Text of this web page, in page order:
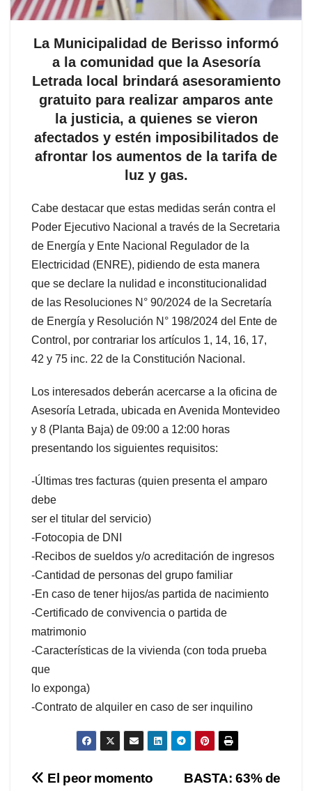
La Municipalidad de Berisso informó
a la comunidad que la Asesoría
Letrada local brindará asesoramiento
gratuito para realizar amparos ante
la justicia, a quienes se vieron
afectados y estén imposibilitados de
afrontar los aumentos de la tarifa de
luz y gas.
Cabe destacar que estas medidas serán contra el
Poder Ejecutivo Nacional a través de la Secretaria
de Energía y Ente Nacional Regulador de la
Electricidad (ENRE), pidiendo de esta manera
que se declare la nulidad e inconstitucionalidad
de las Resoluciones N° 90/2024 de la Secretaría
de Energía y Resolución N° 198/2024 del Ente de
Control, por contrariar los artículos 1, 14, 16, 17,
42 y 75 inc. 22 de la Constitución Nacional.
Los interesados deberán acercarse a la oficina de
Asesoría Letrada, ubicada en Avenida Montevideo
y 8 (Planta Baja) de 09:00 a 12:00 horas
presentando los siguientes requisitos:
-Últimas tres facturas (quien presenta el amparo
debe
ser el titular del servicio)
-Fotocopia de DNI
-Recibos de sueldos y/o acreditación de ingresos
-Cantidad de personas del grupo familiar
-En caso de tener hijos/as partida de nacimiento
-Certificado de convivencia o partida de
matrimonio
-Características de la vivienda (con toda prueba
que
lo exponga)
-Contrato de alquiler en caso de ser inquilino
Navegación
BASTA: 63% de
El peor momento